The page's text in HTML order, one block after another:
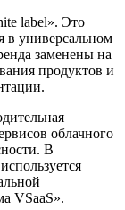
label». Это
в универсальном
заменены на
продуктов и
облачного
В
VSaaS».